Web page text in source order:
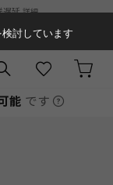
遅延詳細
プン ¥11,000以上で送料
ました
能 です
討しています